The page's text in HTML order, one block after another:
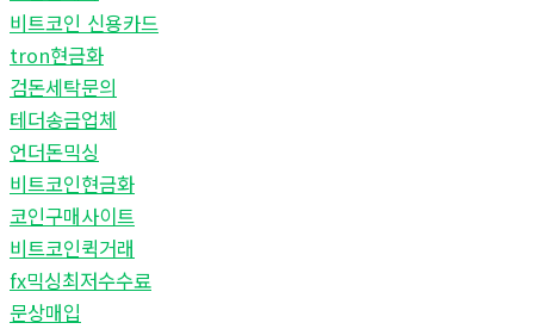
비트코인 신용카드
tron현금화
검돈세탁문의
테더송금업체
언더돈믹싱
비트코인현금화
코인구매사이트
비트코인퀵거래
fx믹싱최저수수료
문상매입